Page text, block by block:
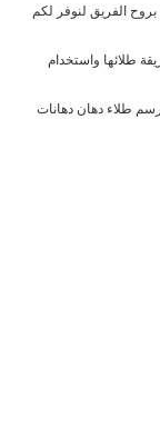
ونعمل بروح الفريق لنوفر لكم
طلائها واستخدام
طلاء دهان دهانات